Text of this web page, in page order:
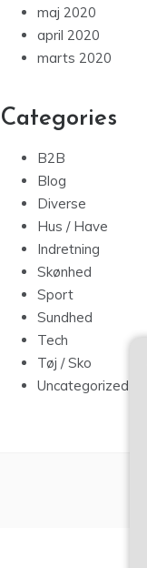
maj 2020
april 2020
marts 2020
Categories
B2B
Blog
Diverse
Hus / Have
Indretning
Skønhed
Sport
Sundhed
Tech
Tøj / Sko
Uncategorized